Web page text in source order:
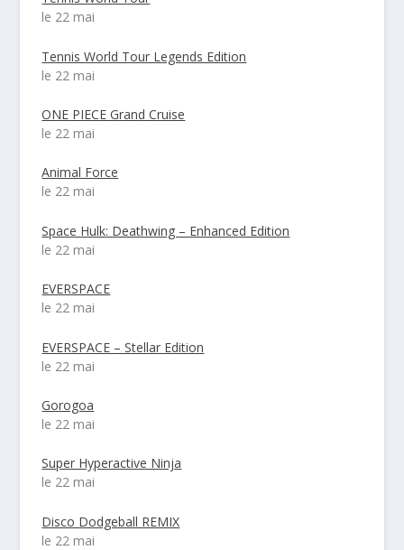
le 22 mai
Tennis World Tour Legends Edition
le 22 mai
ONE PIECE Grand Cruise
le 22 mai
Animal Force
le 22 mai
Space Hulk: Deathwing – Enhanced Edition
le 22 mai
EVERSPACE
le 22 mai
EVERSPACE – Stellar Edition
le 22 mai
Gorogoa
le 22 mai
Super Hyperactive Ninja
le 22 mai
Disco Dodgeball REMIX
le 22 mai